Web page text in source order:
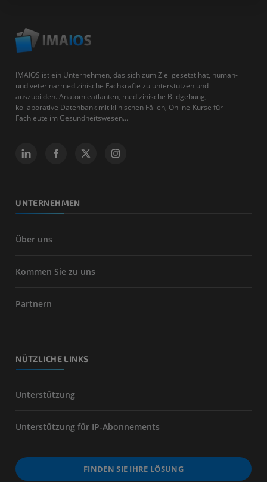
IMAIOS ist ein Unternehmen, das sich zum Ziel gesetzt hat, human-
und veterinärmedizinische Fachkräfte zu unterstützen und
auszubilden. Anatomieatlanten, medizinische Bildgebung,
kollaborative Datenbank mit klinischen Fällen, Online-Kurse für
Fachleute im Gesundheitswesen...
UNTERNEHMEN
Über uns
Kommen Sie zu uns
Partnern
NÜTZLICHE LINKS
Unterstützung
Unterstützung für IP-Abonnements
FINDEN SIE IHRE LÖSUNG